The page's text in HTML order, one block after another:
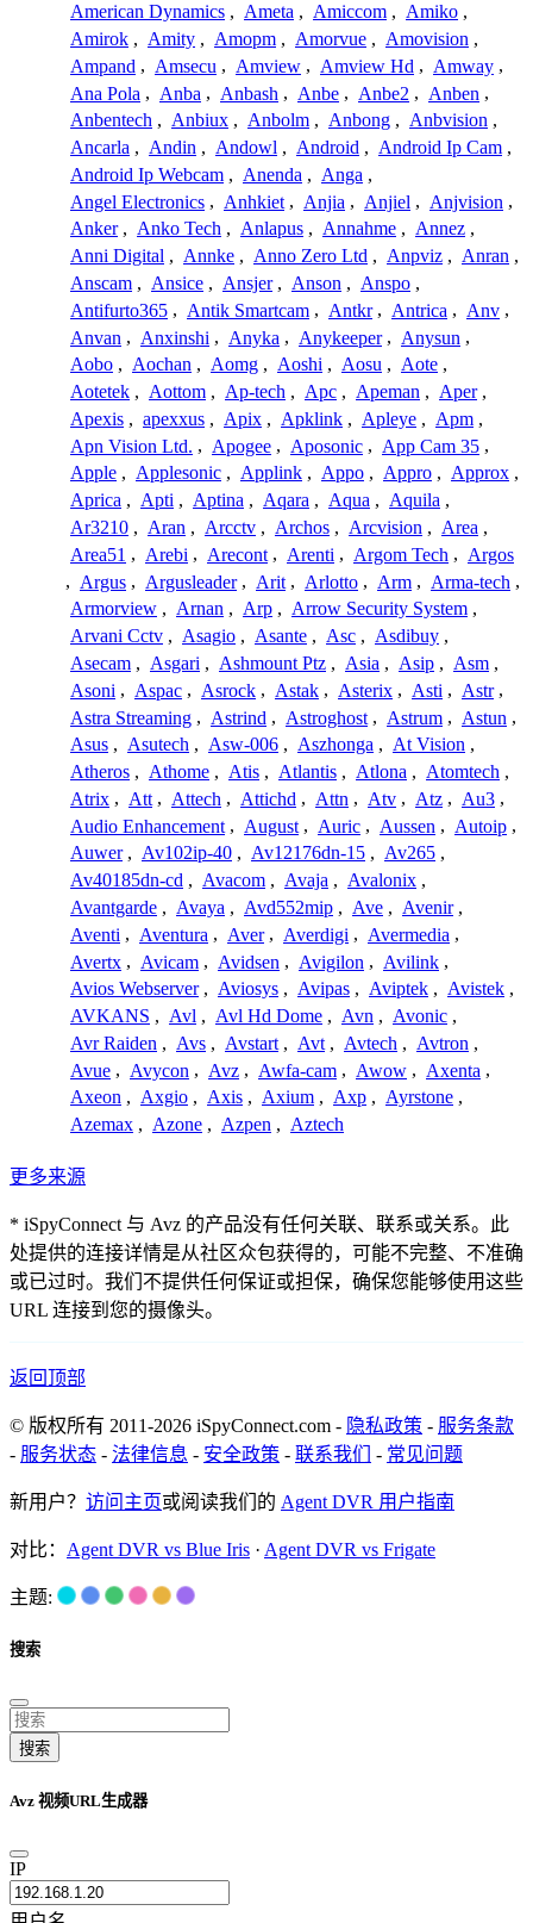
American Dynamics , Ameta , Amiccom , Amiko ,
Amirok , Amity , Amopm , Amorvue , Amovision ,
Ampand , Amsecu , Amview , Amview Hd , Amway ,
Ana Pola , Anba , Anbash , Anbe , Anbe2 , Anben ,
Anbentech , Anbiux , Anbolm , Anbong , Anbvision ,
Ancarla , Andin , Andowl , Android , Android Ip Cam ,
Android Ip Webcam , Anenda , Anga ,
Angel Electronics , Anhkiet , Anjia , Anjiel , Anjvision ,
Anker , Anko Tech , Anlapus , Annahme , Annez ,
Anni Digital , Annke , Anno Zero Ltd , Anpviz , Anran ,
Anscam , Ansice , Ansjer , Anson , Anspo ,
Antifurto365 , Antik Smartcam , Antkr , Antrica , Anv ,
Anvan , Anxinshi , Anyka , Anykeeper , Anysun ,
Aobo , Aochan , Aomg , Aoshi , Aosu , Aote ,
Aotetek , Aottom , Ap-tech , Apc , Apeman , Aper ,
Apexis , apexxus , Apix , Apklink , Apleye , Apm ,
Apn Vision Ltd. , Apogee , Aposonic , App Cam 35 ,
Apple , Applesonic , Applink , Appo , Appro , Approx ,
Aprica , Apti , Aptina , Aqara , Aqua , Aquila ,
Ar3210 , Aran , Arcctv , Archos , Arcvision , Area ,
Area51 , Arebi , Arecont , Arenti , Argom Tech , Argos
, Argus , Argusleader , Arit , Arlotto , Arm , Arma-tech ,
Armorview , Arnan , Arp , Arrow Security System ,
Arvani Cctv , Asagio , Asante , Asc , Asdibuy ,
Asecam , Asgari , Ashmount Ptz , Asia , Asip , Asm ,
Asoni , Aspac , Asrock , Astak , Asterix , Asti , Astr ,
Astra Streaming , Astrind , Astroghost , Astrum , Astun ,
Asus , Asutech , Asw-006 , Aszhonga , At Vision ,
Atheros , Athome , Atis , Atlantis , Atlona , Atomtech ,
Atrix , Att , Attech , Attichd , Attn , Atv , Atz , Au3 ,
Audio Enhancement , August , Auric , Aussen , Autoip ,
Auwer , Av102ip-40 , Av12176dn-15 , Av265 ,
Av40185dn-cd , Avacom , Avaja , Avalonix ,
Avantgarde , Avaya , Avd552mip , Ave , Avenir ,
Aventi , Aventura , Aver , Averdigi , Avermedia ,
Avertx , Avicam , Avidsen , Avigilon , Avilink ,
Avios Webserver , Aviosys , Avipas , Aviptek , Avistek ,
AVKANS , Avl , Avl Hd Dome , Avn , Avonic ,
Avr Raiden , Avs , Avstart , Avt , Avtech , Avtron ,
Avue , Avycon , Avz , Awfa-cam , Awow , Axenta ,
Axeon , Axgio , Axis , Axium , Axp , Ayrstone ,
Azemax , Azone , Azpen , Aztech
更多来源
* iSpyConnect 与 Avz 的产品没有任何关联、联系或关系。此
处提供的连接详情是从社区众包获得的，可能不完整、不准确
或已过时。我们不提供任何保证或担保，确保您能够使用这些
URL 连接到您的摄像头。
返回顶部
© 版权所有 2011-2026 iSpyConnect.com - 隐私政策 - 服务条款
- 服务状态 - 法律信息 - 安全政策 - 联系我们 - 常见问题
新用户？ 访问主页或阅读我们的 Agent DVR 用户指南
对比： Agent DVR vs Blue Iris · Agent DVR vs Frigate
主题:
搜索
搜索
Avz 视频URL生成器
IP